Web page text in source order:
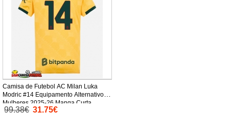
Camisa de Futebol AC Milan Luka
Modric #14 Equipamento Alternativo
Mulheres 2025-26 Manga Curta
99.38€ 31.75€